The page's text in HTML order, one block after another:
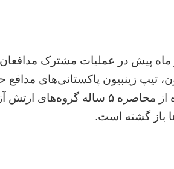
ماه پیش در عملیات مشترک
تیپ زینبیون پاکستانی‌های
لبنانی) و ارتش سوریه طی یک ماه از
باز گشته است.